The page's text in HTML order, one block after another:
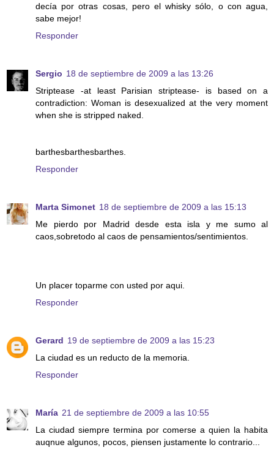
decía por otras cosas, pero el whisky sólo, o con agua,
sabe mejor!
Responder
Sergio 18 de septiembre de 2009 a las 13:26
Striptease -at least Parisian striptease- is based on a
contradiction: Woman is desexualized at the very moment
when she is stripped naked.
barthesbarthesbarthes.
Responder
Marta Simonet 18 de septiembre de 2009 a las 15:13
Me pierdo por Madrid desde esta isla y me sumo al
caos,sobretodo al caos de pensamientos/sentimientos.
Un placer toparme con usted por aqui.
Responder
Gerard 19 de septiembre de 2009 a las 15:23
La ciudad es un reducto de la memoria.
Responder
María 21 de septiembre de 2009 a las 10:55
La ciudad siempre termina por comerse a quien la habita
auqnue algunos, pocos, piensen justamente lo contrario...